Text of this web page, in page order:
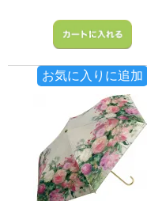
お気に入りに追加